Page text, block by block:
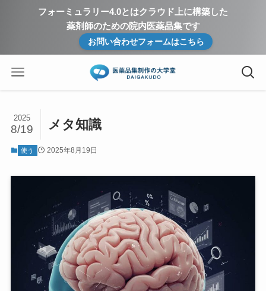
フォーミュラリー4.0とはクラウド上に構築した
薬剤師のための院内医薬品集です
お問い合わせフォームはこちら
メタ知識
2025
8/19
使う 2025年8月19日